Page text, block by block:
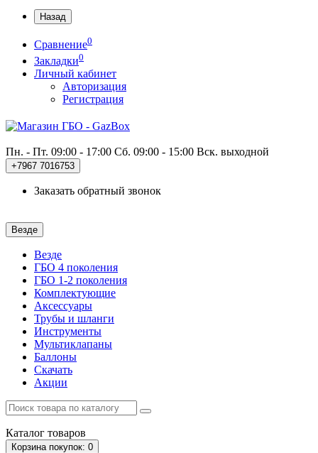
Назад
Сравнение0
Закладки0
Личный кабинет
Авторизация
Регистрация
Пн. - Пт. 09:00 - 17:00 Сб. 09:00 - 15:00 Вск. выходной
+7967 7016753
Заказать обратный звонок
Везде
Везде
ГБО 4 поколения
ГБО 1-2 поколения
Комплектующие
Аксессуары
Трубы и шланги
Инструменты
Мультиклапаны
Баллоны
Скачать
Акции
Каталог товаров
Корзина покупок: 0